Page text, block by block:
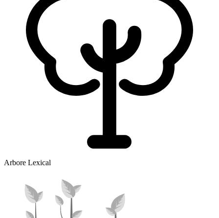
Arbore Lexical